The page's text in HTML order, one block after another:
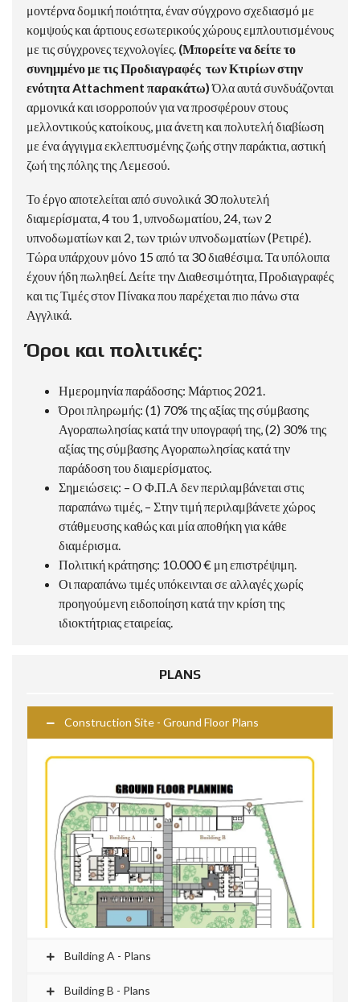
μοντέρνα δομική ποιότητα, έναν σύγχρονο σχεδιασμό με
κομψούς και άρτιους εσωτερικούς χώρους εμπλουτισμένους
με τις σύγχρονες τεχνολογίες. (Μπορείτε να δείτε το
συνημμένο με τις Προδιαγραφές των Κτιρίων στην
ενότητα Attachment παρακάτω)Όλα αυτά συνδυάζονται
αρμονικά και ισορροπούν για να προσφέρουν στους
μελλοντικούς κατοίκους, μια άνετη και πολυτελή διαβίωση
με ένα άγγιγμα εκλεπτυσμένης ζωής στην παράκτια, αστική
ζωή της πόλης της Λεμεσού.
Το έργο αποτελείται από συνολικά 30 πολυτελή
διαμερίσματα, 4 του 1, υπνοδωματίου, 24, των 2
υπνοδωματίων και 2, των τριών υπνοδωματίων (Ρετιρέ).
Τώρα υπάρχουν μόνο 15 από τα 30 διαθέσιμα. Τα υπόλοιπα
έχουν ήδη πωληθεί. Δείτε την Διαθεσιμότητα, Προδιαγραφές
και τις Τιμές στον Πίνακα που παρέχεται πιο πάνω στα
Αγγλικά.
Όροι και πολιτικές:
Ημερομηνία παράδοσης: Μάρτιος 2021.
Όροι πληρωμής: (1) 70% της αξίας της σύμβασης
Αγοραπωλησίας κατά την υπογραφή της, (2) 30% της
αξίας της σύμβασης Αγοραπωλησίας κατά την
παράδοση του διαμερίσματος.
Σημειώσεις: – Ο Φ.Π.Α δεν περιλαμβάνεται στις
παραπάνω τιμές, – Στην τιμή περιλαμβάνετε χώρος
στάθμευσης καθώς και μία αποθήκη για κάθε
διαμέρισμα.
Πολιτική κράτησης: 10.000 € μη επιστρέψιμη.
Οι παραπάνω τιμές υπόκεινται σε αλλαγές χωρίς
προηγούμενη ειδοποίηση κατά την κρίση της
ιδιοκτήτριας εταιρείας.
PLANS
Construction Site - Ground Floor Plans
Building A - Plans
Building B - Plans